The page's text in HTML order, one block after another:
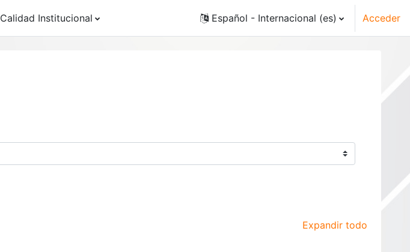
Calidad Institucional Español - Internacional ‎(es)‎ Acceder
Expandir todo